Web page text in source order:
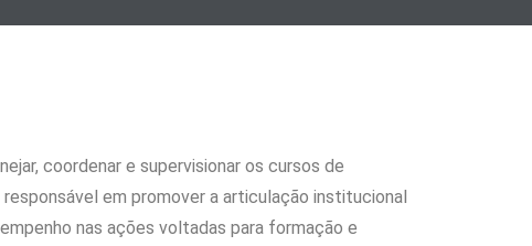
coordenar e supervisionar os cursos de
em promover a articulação institucional
nas ações voltadas para formação e